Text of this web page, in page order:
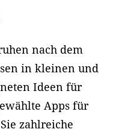
nach dem
in kleinen und
Ideen für
Apps für
zahlreiche